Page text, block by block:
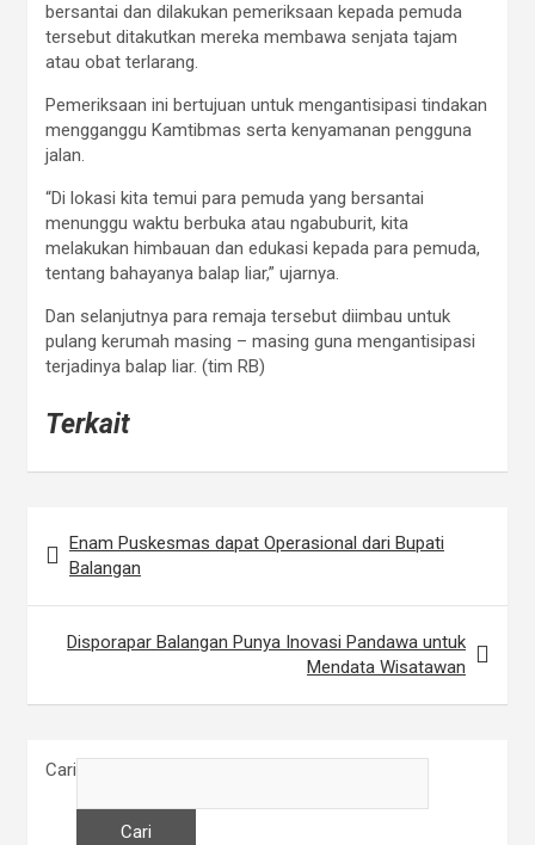
bersantai dan dilakukan pemeriksaan kepada pemuda
tersebut ditakutkan mereka membawa senjata tajam
atau obat terlarang.
Pemeriksaan ini bertujuan untuk mengantisipasi tindakan
mengganggu Kamtibmas serta kenyamanan pengguna
jalan.
“Di lokasi kita temui para pemuda yang bersantai
menunggu waktu berbuka atau ngabuburit, kita
melakukan himbauan dan edukasi kepada para pemuda,
tentang bahayanya balap liar,” ujarnya.
Dan selanjutnya para remaja tersebut diimbau untuk
pulang kerumah masing – masing guna mengantisipasi
terjadinya balap liar. (tim RB)
Terkait
N
g
Enam Puskesmas dapat Operasional dari Bupati
Balangan
Disporapar Balangan Punya Inovasi Pandawa untuk
Mendata Wisatawan
Cari
Cari